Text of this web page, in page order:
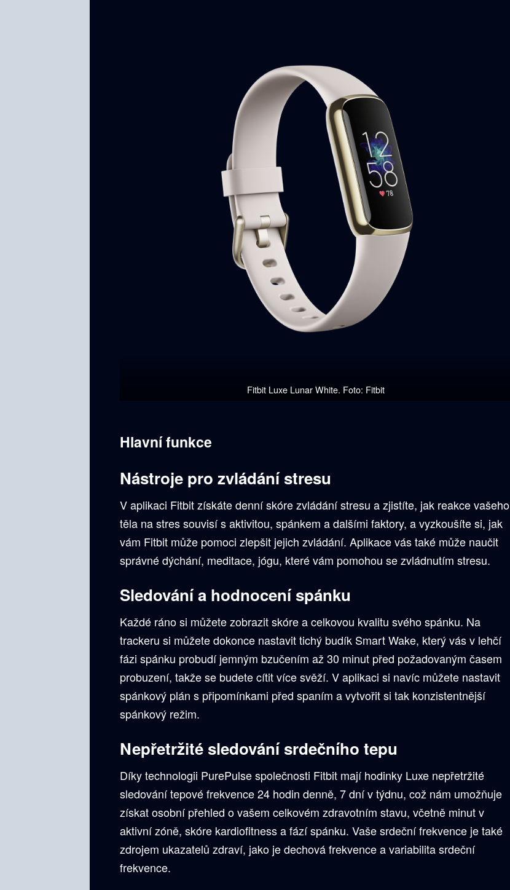
Fitbit Luxe Lunar White. Foto: Fitbit
Hlavní funkce
Nástroje pro zvládání stresu
V aplikaci Fitbit získáte denní skóre zvládání stresu a zjistíte, jak reakce vašeho
těla na stres souvisí s aktivitou, spánkem a dalšími faktory, a vyzkoušíte si, jak
vám Fitbit může pomoci zlepšit jejich zvládání. Aplikace vás také může naučit
správné dýchání, meditace, jógu, které vám pomohou se zvládnutím stresu.
Sledování a hodnocení spánku
Každé ráno si můžete zobrazit skóre a celkovou kvalitu svého spánku. Na
trackeru si můžete dokonce nastavit tichý budík Smart Wake, který vás v lehčí
fázi spánku probudí jemným bzučením až 30 minut před požadovaným časem
probuzení, takže se budete cítit více svěží. V aplikaci si navíc můžete nastavit
spánkový plán s připomínkami před spaním a vytvořit si tak konzistentnější
spánkový režim.
Nepřetržité sledování srdečního tepu
Díky technologii PurePulse společnosti Fitbit mají hodinky Luxe nepřetržité
sledování tepové frekvence 24 hodin denně, 7 dní v týdnu, což nám umožňuje
získat osobní přehled o vašem celkovém zdravotním stavu, včetně minut v
aktivní zóně, skóre kardiofitness a fází spánku. Vaše srdeční frekvence je také
zdrojem ukazatelů zdraví, jako je dechová frekvence a variabilita srdeční
frekvence.